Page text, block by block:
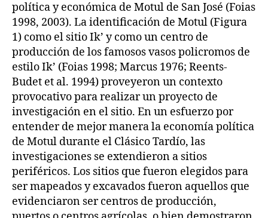
política y económica de Motul de San José (Foias
1998, 2003). La identificación de Motul (Figura
1) como el sitio Ik’ y como un centro de
producción de los famosos vasos policromos de
estilo Ik’ (Foias 1998; Marcus 1976; Reents-
Budet et al. 1994) proveyeron un contexto
provocativo para realizar un proyecto de
investigación en el sitio. En un esfuerzo por
entender de mejor manera la economía política
de Motul durante el Clásico Tardío, las
investigaciones se extendieron a sitios
periféricos. Los sitios que fueron elegidos para
ser mapeados y excavados fueron aquellos que
evidenciaron ser centros de producción,